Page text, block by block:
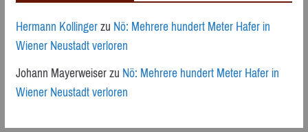
Hermann KollingerzuNö: Mehrere hundert Meter Hafer in
Wiener Neustadt verloren
Johann MayerweiserzuNö: Mehrere hundert Meter Hafer in
Wiener Neustadt verloren